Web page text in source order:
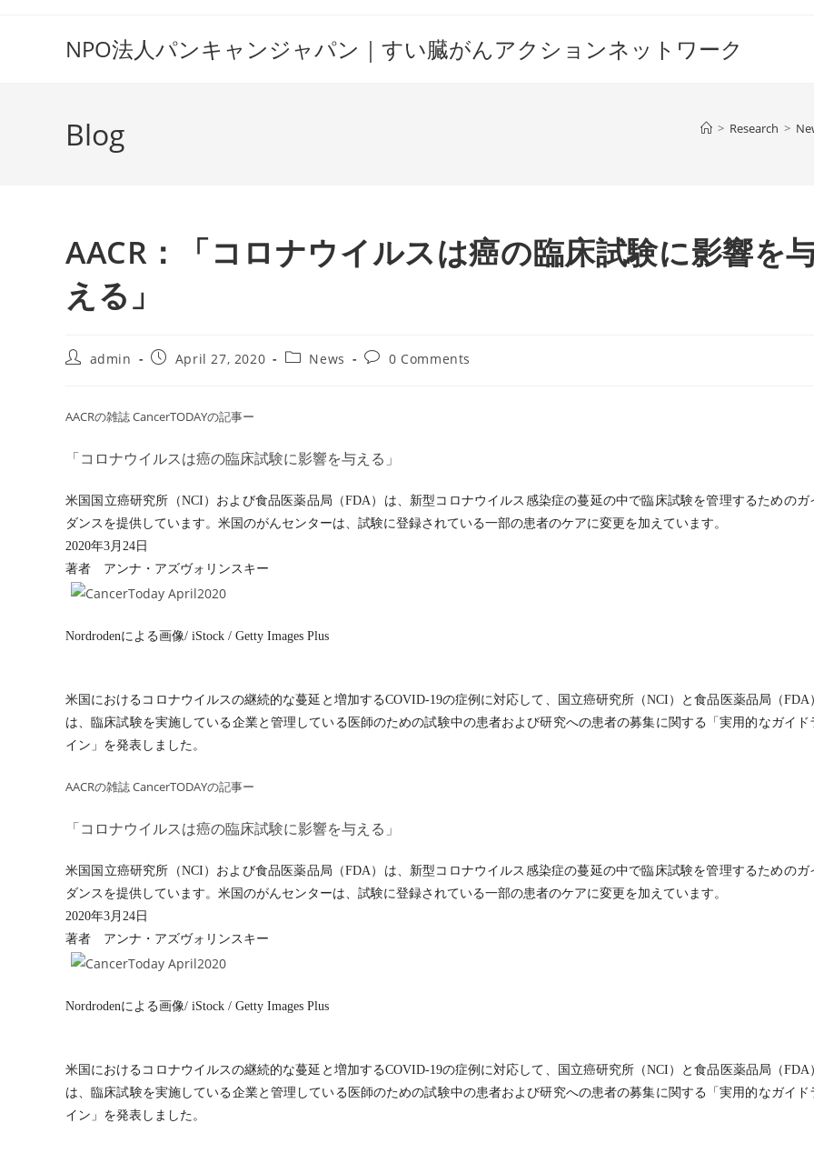
NPO法人パンキャンジャパン｜すい臓がんアクションネットワーク
Blog > Research >
AACR：「コロナウイルスは癌の臨床試験に影響を
える」
Postadmin
PostApril 27, 2020
PostNews
Post0 Comments
AACRの雑誌 CancerTODAYの記事ー
「コロナウイルスは癌の臨床試験に影響を与える」
米国国立癌研究所（NCI）および食品医薬品局（FDA）は、新型コロナウイルス感染症の蔓延の中で臨床試験を管理するためのガ
ダンスを提供しています。米国のがんセンターは、試験に登録されている一部の患者のケアに変更を加えています。
2020年3月24日
著者 アンナ・アズヴォリンスキー
Nordrodenによる画像/ iStock / Getty Images Plus
米国におけるコロナウイルスの継続的な蔓延と増加するCOVID-19の症例に対応して、国立癌研究所（NCI）と食品医薬品局（FDA
は、臨床試験を実施している企業と管理している医師のための試験中の患者および研究への患者の募集に関する「実用的なガイド
イン」を発表しました。
AACRの雑誌 CancerTODAYの記事ー
「コロナウイルスは癌の臨床試験に影響を与える」
米国国立癌研究所（NCI）および食品医薬品局（FDA）は、新型コロナウイルス感染症の蔓延の中で臨床試験を管理するためのガ
ダンスを提供しています。米国のがんセンターは、試験に登録されている一部の患者のケアに変更を加えています。
2020年3月24日
著者 アンナ・アズヴォリンスキー
Nordrodenによる画像/ iStock / Getty Images Plus
米国におけるコロナウイルスの継続的な蔓延と増加するCOVID-19の症例に対応して、国立癌研究所（NCI）と食品医薬品局（FDA
は、臨床試験を実施している企業と管理している医師のための試験中の患者および研究への患者の募集に関する「実用的なガイド
イン」を発表しました。